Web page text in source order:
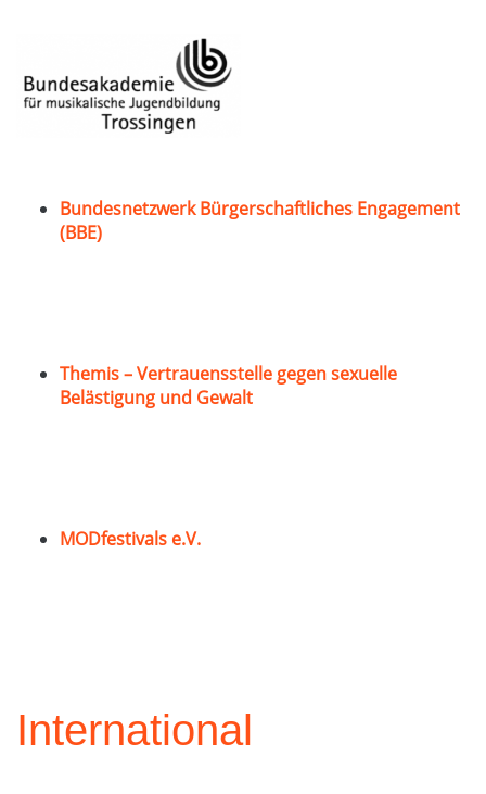
Bundesnetzwerk Bürgerschaftliches Engagement
(BBE)
Themis – Vertrauensstelle gegen sexuelle
Belästigung und Gewalt
MODfestivals e.V.
International